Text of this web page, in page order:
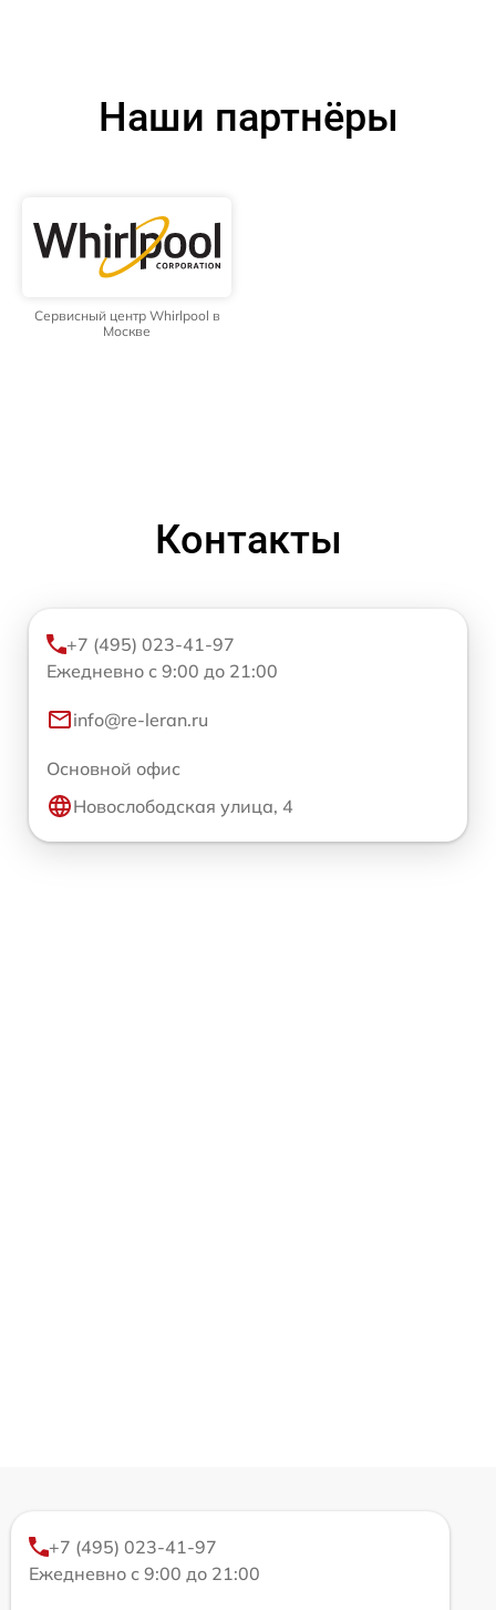
Наши партнёры
Сервисный центр Whirlpool в
Москве
Контакты
+7 (495) 023-41-97
Ежедневно с 9:00 до 21:00
info@re-leran.ru
Основной офис
Новослободская улица, 4
+7 (495) 023-41-97
Ежедневно с 9:00 до 21:00